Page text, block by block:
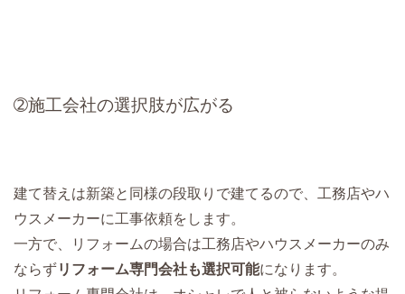
➁施工会社の選択肢が広がる
建て替えは新築と同様の段取りで建てるので、工務店やハ
ウスメーカーに工事依頼をします。
一方で、リフォームの場合は工務店やハウスメーカーのみ
ならずリフォーム専門会社も選択可能になります。